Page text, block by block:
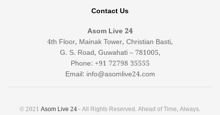
Contact Us
Asom Live 24
4th Floor, Mainak Tower, Christian Basti,
G. S. Road, Guwahati – 781005,
Phone: +91 72798 35555
Email: info@asomlive24.com
© 2021 Asom Live 24- All Rights Reserved. Ahead of Time, Always.